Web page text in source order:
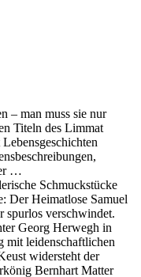
– man muss sie nur
Titeln des Limmat
…
Schmuckstücke
Der Heimatlose Samuel
spurlos verschwindet.
Georg Herwegh in
mit leidenschaftlichen
widersteht der
Bernhart Matter